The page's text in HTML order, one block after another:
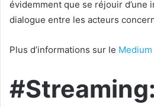
évidemment que se réjouir d’une
dialogue entre les acteurs
Plus d’informations sur le